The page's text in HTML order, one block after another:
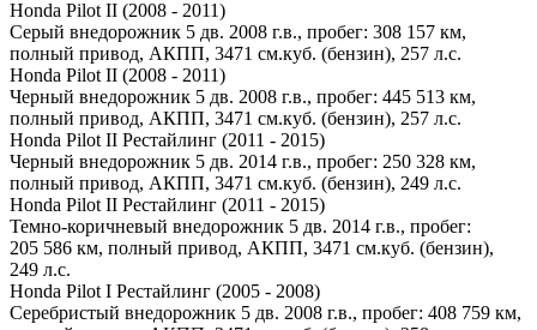
Honda Pilot II (2008 - 2011)
Серый внедорожник 5 дв. 2008 г.в., пробег: 308 157 км,
полный привод, АКПП, 3471 см.куб. (бензин), 257 л.с.
Honda Pilot II (2008 - 2011)
Черный внедорожник 5 дв. 2008 г.в., пробег: 445 513 км,
полный привод, АКПП, 3471 см.куб. (бензин), 257 л.с.
Honda Pilot II Рестайлинг (2011 - 2015)
Черный внедорожник 5 дв. 2014 г.в., пробег: 250 328 км,
полный привод, АКПП, 3471 см.куб. (бензин), 249 л.с.
Honda Pilot II Рестайлинг (2011 - 2015)
Темно-коричневый внедорожник 5 дв. 2014 г.в., пробег:
205 586 км, полный привод, АКПП, 3471 см.куб. (бензин),
249 л.с.
Honda Pilot I Рестайлинг (2005 - 2008)
Серебристый внедорожник 5 дв. 2008 г.в., пробег: 408 759 км,